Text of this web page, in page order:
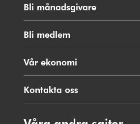
Bli månadsgivare
Bli medlem
Vår ekonomi
Kontakta oss